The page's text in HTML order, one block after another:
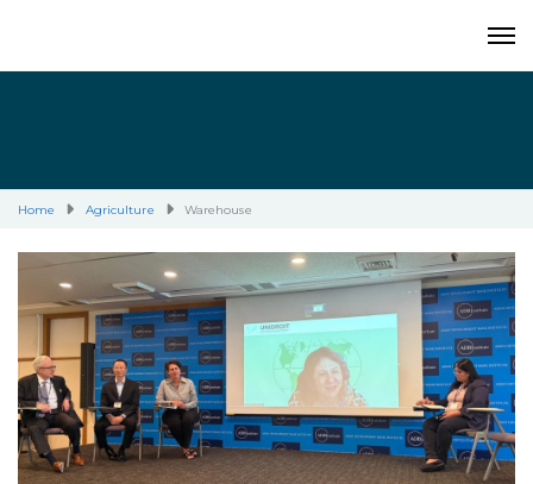
Home Agriculture Warehouse